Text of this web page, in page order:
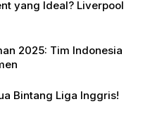
yang Ideal? Liverpool
2025: Tim Indonesia
Bintang Liga Inggris!